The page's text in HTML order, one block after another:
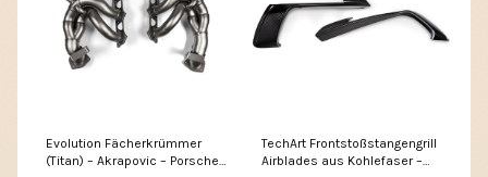
Evolution Fächerkrümmer
(Titan) – Akrapovic – Porsche
TechArt Frontstoßstangengrill
Airblades aus Kohlefaser –